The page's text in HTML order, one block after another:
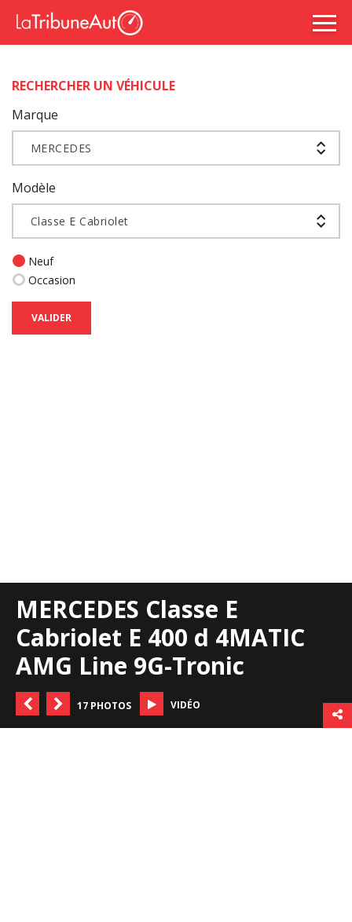
RECHERCHER UN VÉHICULE
Marque
MERCEDES
Modèle
Classe E Cabriolet
Neuf
Occasion
VALIDER
MERCEDES Classe E
Cabriolet E 400 d 4MATIC
AMG Line 9G-Tronic
17 PHOTOS VIDÉO